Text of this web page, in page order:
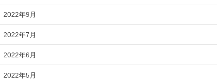
2022年9月
2022年7月
2022年6月
2022年5月